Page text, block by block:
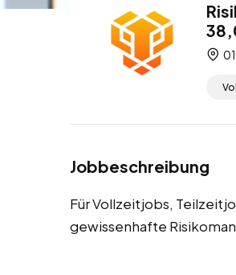
Jobbeschreibung
Für Vollzeitjobs,
gewissenhafte